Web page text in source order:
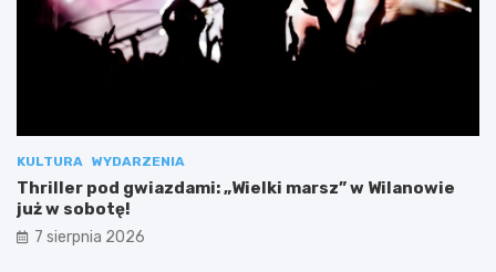
KULTURA WYDARZENIA
Thriller pod gwiazdami: „Wielki marsz” w Wilanowie
już w sobotę!
7 sierpnia 2026